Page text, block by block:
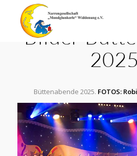
Bilder
2025
Büttenabende 2025. FOTOS: